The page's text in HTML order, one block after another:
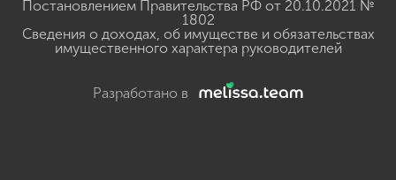
Постановлением Правительства РФ от 20.10.2021 №
1802
Сведения о доходах, об имуществе и обязательствах
имущественного характера руководителей
Разработано в